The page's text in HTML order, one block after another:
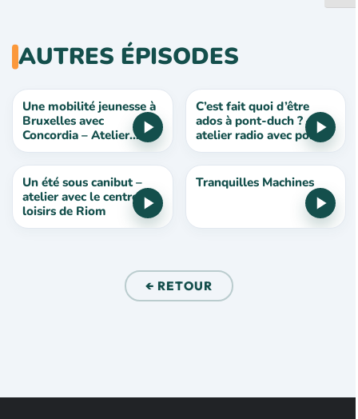
AUTRES ÉPISODES
Une mobilité jeunesse à
Bruxelles avec
Concordia – Atelier
Radio
C’est fait quoi d’être
ados à pont-duch ? –
atelier radio avec pont
duch’ados
Un été sous canibut –
atelier avec le centre de
loisirs de Riom
Tranquilles Machines
← RETOUR